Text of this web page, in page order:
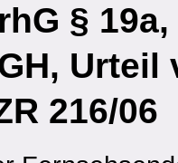
§ 19a,
Urteil
216/06